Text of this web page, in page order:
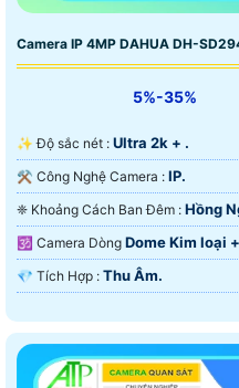
Camera IP 4MP DAHUA DH-
5%-35%
✨ Độ sắc nét : Ultra 2k + .
⚒ Công Nghệ Camera : IP.
❈ Khoảng Cách Ban Đêm : Hồng
🕉️ Camera Dòng Dome Kim loại
️💎 Tích Hợp : Thu Âm.